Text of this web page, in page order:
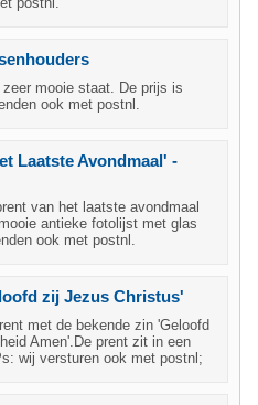
mooie staat. De prijs is
ook met postnl.
Laatste Avondmaal' -
van het laatste avondmaal
antieke fotolijst met glas
ook met postnl.
zij Jezus Christus'
met de bekende zin 'Geloofd
Amen'.De prent zit in een
wij versturen ook met postnl;